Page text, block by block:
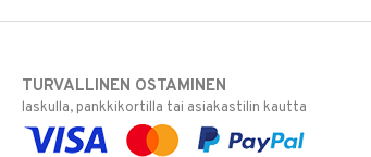
TURVALLINEN OSTAMINEN
laskulla, pankkikortilla tai asiakastilin kautta